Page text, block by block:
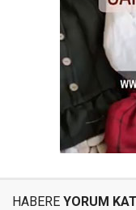
HABERE YORUM KAT